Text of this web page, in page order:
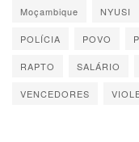
Moçambique NYUSI
POLÍCIA POVO
RAPTO SALÁRIO
VENCEDORES